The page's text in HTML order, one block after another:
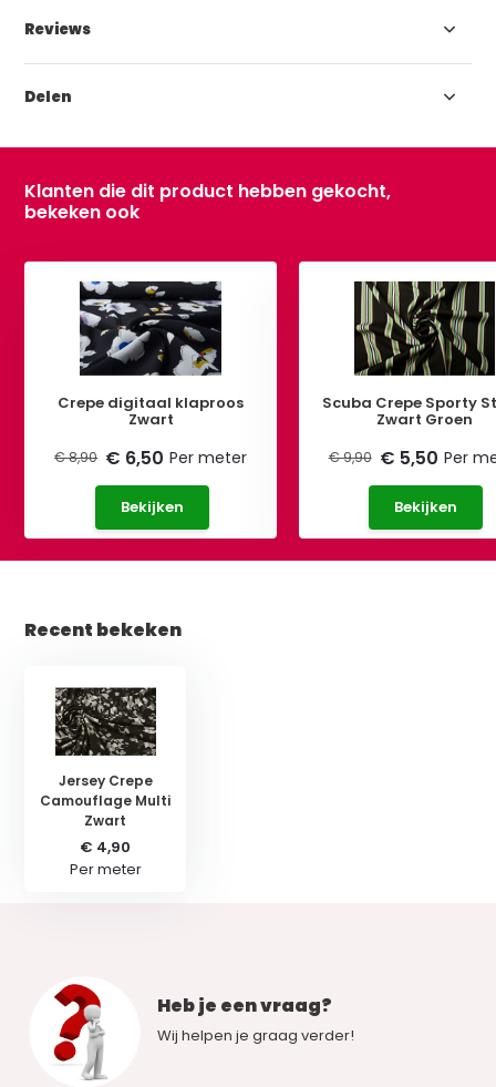
Reviews
Delen
Klanten die dit product hebben gekocht,
bekeken ook
Crepe digitaal klaproos
Zwart
€ 8,90 € 6,50 Per meter
Bekijken
Scuba Crepe Sporty
Zwart Groen
€ 9,90 € 5,50 Per
Bekijken
Recent bekeken
Jersey Crepe
Camouflage Multi
Zwart
€ 4,90
Per meter
Heb je een vraag?
Wij helpen je graag verder!